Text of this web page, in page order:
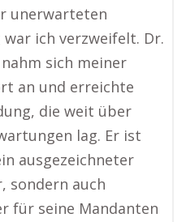
unerwarteten
war ich verzweifelt. Dr.
sich meiner
an und erreichte
die weit über
lag. Er ist
ausgezeichneter
sondern auch
für seine Mandanten